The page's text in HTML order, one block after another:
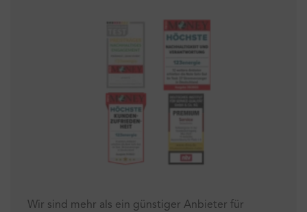
Wir sind mehr als ein günstiger Anbieter für